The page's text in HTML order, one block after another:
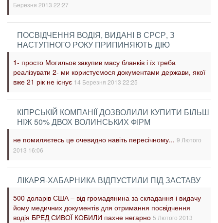
Березня 2013 22:27
ПОСВІДЧЕННЯ ВОДІЯ, ВИДАНІ В СРСР, З
НАСТУПНОГО РОКУ ПРИПИНЯЮТЬ ДІЮ
1- просто Могильов закупив масу бланків і їх треба
реалізувати 2- ми користуємося документами держави, якої
вже 21 рік не існує 14 Березня 2013 22:25
КІПРСЬКІЙ КОМПАНІЇ ДОЗВОЛИЛИ КУПИТИ БІЛЬШ
НІЖ 50% ДВОХ ВОЛИНСЬКИХ ФІРМ
не помиляєтесь це очевидно навіть пересічному... 9 Лютого
2013 16:06
ЛІКАРЯ-ХАБАРНИКА ВІДПУСТИЛИ ПІД ЗАСТАВУ
500 доларів США – від громадянина за складання і видачу
йому медичних документів для отримання посвідчення
водія БРЕД СИВОЇ КОБИЛИ пахне негарно 5 Лютого 2013